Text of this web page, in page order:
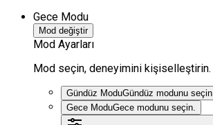
Gece Modu
Mod değiştir
Mod Ayarları
Mod seçin, deneyimini kişiselleştirin.
Gündüz ModuGündüz modunu seçin.
Gece ModuGece modunu seçin.